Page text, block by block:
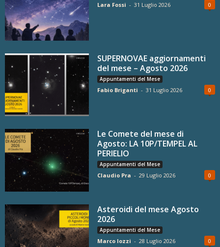
Lara Fossi - 31 Luglio 2026 0
SUPERNOVAE aggiornamenti
del mese – Agosto 2026
Appuntamenti del Mese
Fabio Briganti - 31 Luglio 2026 0
Le Comete del mese di
Agosto: LA 10P/TEMPEL AL
PERIELIO
Appuntamenti del Mese
Claudio Pra - 29 Luglio 2026 0
Asteroidi del mese Agosto
2026
Appuntamenti del Mese
Marco Iozzi - 28 Luglio 2026 0